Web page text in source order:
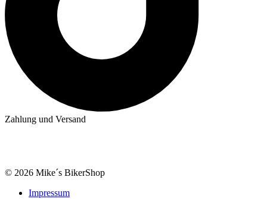
Zahlung und Versand
© 2026 Mike´s BikerShop
Impressum